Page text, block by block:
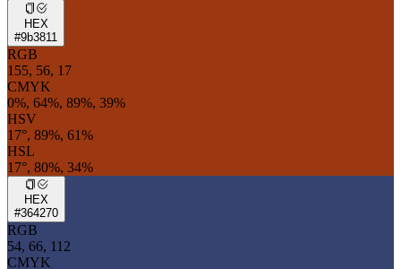
HEX
#9b3811
RGB
155, 56, 17
CMYK
0%, 64%, 89%, 39%
HSV
17°, 89%, 61%
HSL
17°, 80%, 34%
HEX
#364270
RGB
54, 66, 112
CMYK